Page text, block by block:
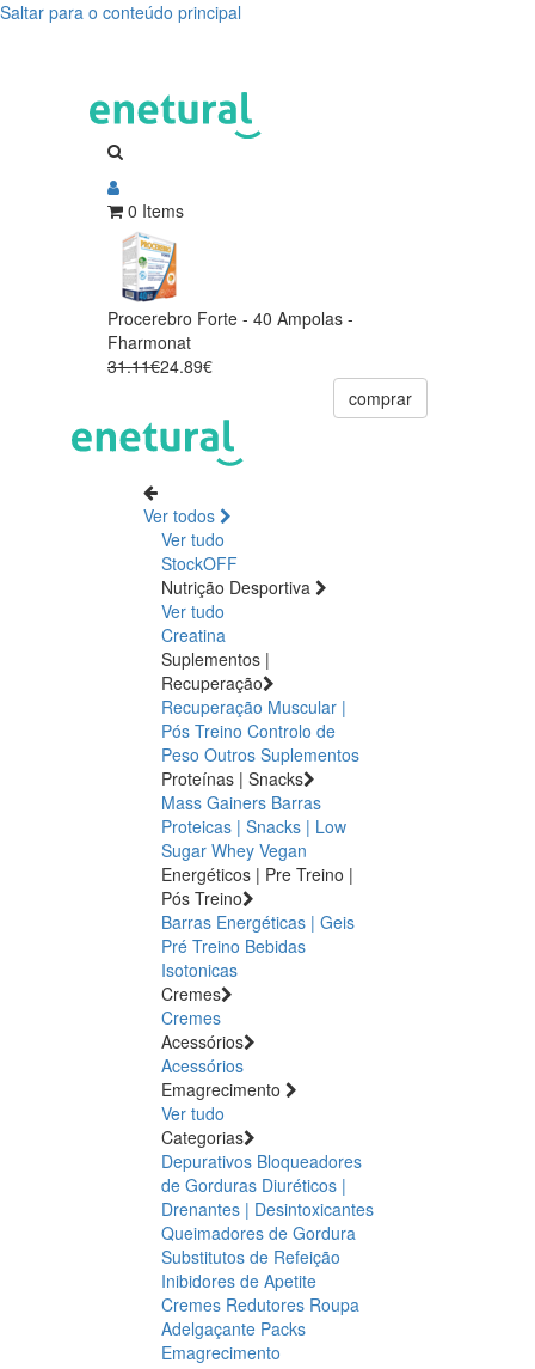
Saltar para o conteúdo principal
0 Items
Procerebro Forte - 40 Ampolas -
Fharmonat
31.11€24.89€
comprar
Ver todos
Ver tudo
StockOFF
Nutrição Desportiva
Ver tudo
Creatina
Suplementos |
Recuperação
Recuperação Muscular |
Pós Treino Controlo de
Peso Outros Suplementos
Proteínas | Snacks
Mass Gainers Barras
Proteicas | Snacks | Low
Sugar Whey Vegan
Energéticos | Pre Treino |
Pós Treino
Barras Energéticas | Geis
Pré Treino Bebidas
Isotonicas
Cremes
Cremes
Acessórios
Acessórios
Emagrecimento
Ver tudo
Categorias
Depurativos Bloqueadores
de Gorduras Diuréticos |
Drenantes | Desintoxicantes
Queimadores de Gordura
Substitutos de Refeição
Inibidores de Apetite
Cremes Redutores Roupa
Adelgaçante Packs
Emagrecimento